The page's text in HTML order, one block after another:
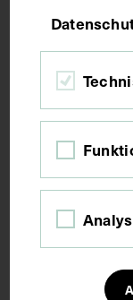
Bildmaß inkl.
Die Fotografie
Neg (9 x 12 cm)